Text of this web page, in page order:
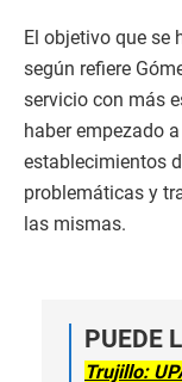
El objetivo que se
según refiere
servicio con más
haber empezado
establecimientos
problemáticas y
las mismas.
PUEDE
Trujillo: